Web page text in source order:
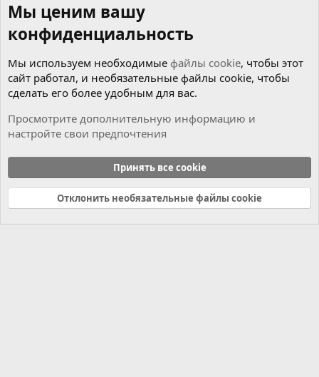
Cookies
Russian (RU)
Связь с нами
Условия и правила
Политика конфиденциальности
Справка Главная
R
Мы ценим вашу
конфиденциальность
Мы используем необходимые файлы cookie, чтобы этот
сайт работал, и необязательные файлы cookie, чтобы
сделать его более удобным для вас.
Просмотрите дополнительную информацию и
настройте свои предпочтения
Принять все cookie
Отклонить необязательные файлы cookie